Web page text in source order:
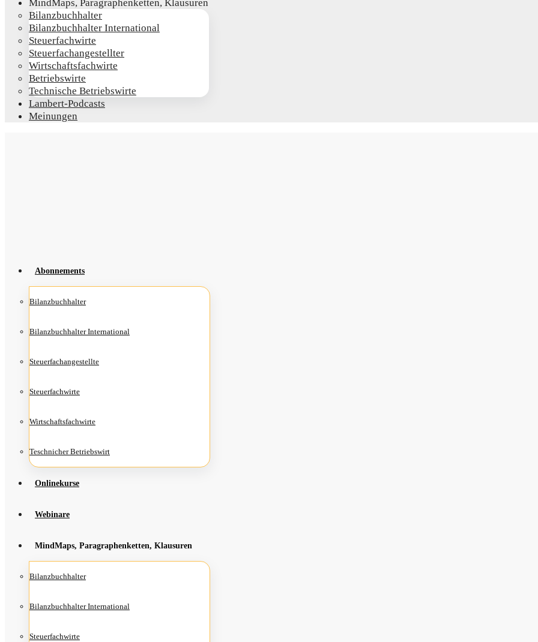
Mind­Maps, Para­gra­phen­ket­ten, Klausuren
Bilanz­buch­hal­ter
Bilanz­buch­hal­ter International
Steu­er­fach­wir­te
Steu­er­fach­an­ge­stell­ter
Wirt­schafts­fach­wir­te
Betriebs­wir­te
Tech­ni­sche Betriebswirte
Lam­­bert-Pod­­casts
Mei­nun­gen
Abon­ne­ments
Bilanz­buch­hal­ter
Bilanz­buch­hal­ter International
Steu­er­fach­an­ge­stell­te
Steu­er­fach­wir­te
Wirt­schafts­fach­wir­te
Teschni­cher Betriebswirt
Online­kur­se
Web­i­na­re
Mind­Maps, Para­gra­phen­ket­ten, Klausuren
Bilanz­buch­hal­ter
Bilanz­buch­hal­ter International
Steu­er­fach­wir­te